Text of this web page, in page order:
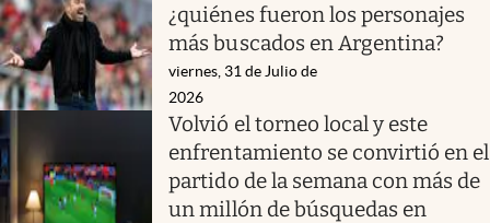
¿quiénes fueron los personajes
más buscados en Argentina?
viernes, 31 de Julio de
2026
Volvió el torneo local y este
enfrentamiento se convirtió en el
partido de la semana con más de
un millón de búsquedas en